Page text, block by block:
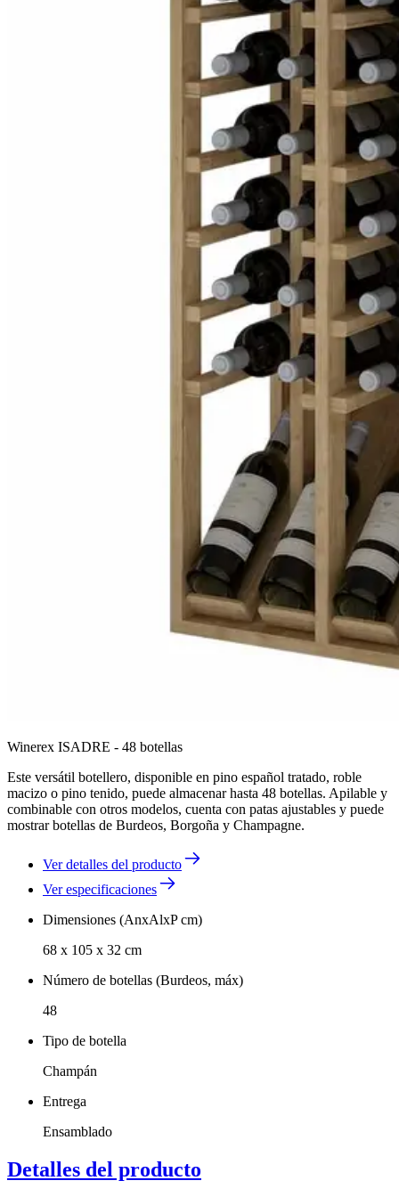
Winerex ISADRE - 48 botellas
Este versátil botellero, disponible en pino español tratado, roble
macizo o pino tenido, puede almacenar hasta 48 botellas. Apilable y
combinable con otros modelos, cuenta con patas ajustables y puede
mostrar botellas de Burdeos, Borgoña y Champagne.
Ver detalles del producto
Ver especificaciones
Dimensiones (AnxAlxP cm)
68 x 105 x 32 cm
Número de botellas (Burdeos, máx)
48
Tipo de botella
Champán
Entrega
Ensamblado
Detalles del producto